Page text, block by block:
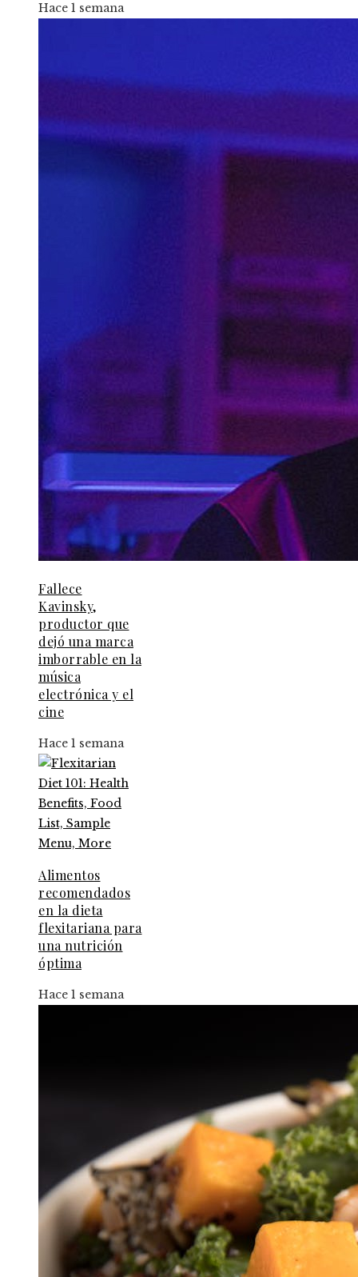
Hace 1 semana
Fallece
Kavinsky,
productor que
dejó una marca
imborrable en la
música
electrónica y el
cine
Hace 1 semana
Alimentos
recomendados
en la dieta
flexitariana para
una nutrición
óptima
Hace 1 semana